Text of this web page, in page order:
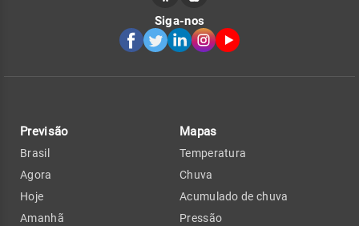
Siga-nos
Previsão
Brasil
Agora
Hoje
Amanhã
Mapas
Temperatura
Chuva
Acumulado de chuva
Pressão